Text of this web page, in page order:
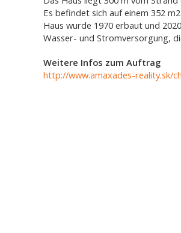
Es befindet sich auf einem 352
Haus wurde 1970 erbaut und
Wasser- und Stromversorgung,
Weitere Infos zum Auftrag
http://www.amaxades-reality.sk/